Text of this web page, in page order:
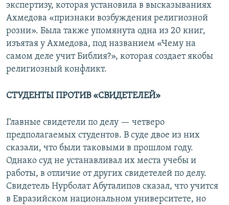
экспертизу, которая установила в высказываниях
Ахмедова «признаки возбуждения религиозной
розни». Была также упомянута одна из 20 книг,
изъятая у Ахмедова, под названием «Чему на
самом деле учит Библия?», которая создает якобы
религиозный конфликт.
СТУДЕНТЫ ПРОТИВ «СВИДЕТЕЛЕЙ»
Главные свидетели по делу — четверо
предполагаемых студентов. В суде двое из них
сказали, что были таковыми в прошлом году.
Однако суд не устанавливал их места учебы и
работы, в отличие от других свидетелей по делу.
Свидетель Нурболат Абуталипов сказал, что учится
в Евразийском национальном университете, но